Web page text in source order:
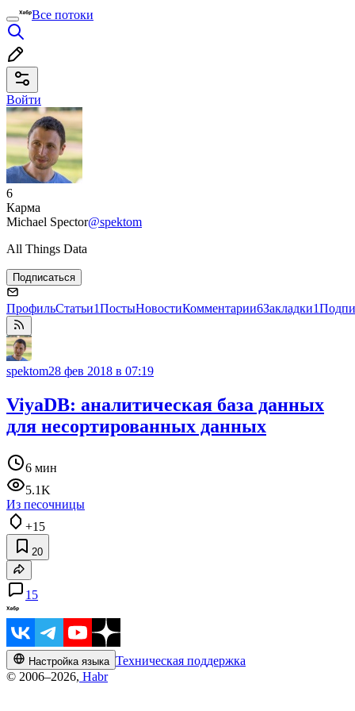
Все потоки
Войти
6
Карма
Michael Spector@spektom
All Things Data
Подписаться
ПрофильСтатьи1ПостыНовостиКомментарии6Закладки1
spektom28 фев 2018 в 07:19
ViyaDB: аналитическая база данных
для несортированных данных
6 мин
5.1K
Из песочницы
+15
20
15
Настройка языка Техническая поддержка
© 2006–2026, Habr